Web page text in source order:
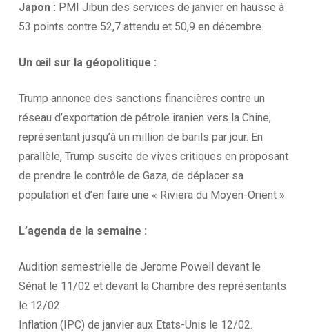
Japon : PMI Jibun des services de janvier en hausse à
53 points contre 52,7 attendu et 50,9 en décembre.
Un œil sur la géopolitique :
Trump annonce des sanctions financières contre un
réseau d’exportation de pétrole iranien vers la Chine,
représentant jusqu’à un million de barils par jour. En
parallèle, Trump suscite de vives critiques en proposant
de prendre le contrôle de Gaza, de déplacer sa
population et d’en faire une « Riviera du Moyen-Orient ».
L’agendade la semaine :
Audition semestrielle de Jerome Powell devant le
Sénat le 11/02 et devant la Chambre des représentants
le 12/02.
Inflation (IPC) de janvier aux Etats-Unis le 12/02.